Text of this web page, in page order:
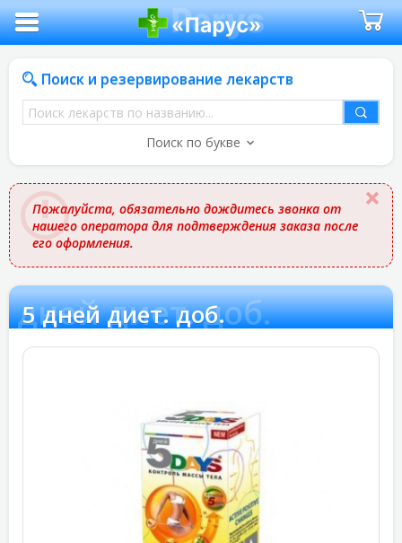
Поиск и резервирование лекарств
Поиск
лекарств
названию
Поиск по букве
Пожалуйста, обязательно дождитесь звонка от
нашего оператора для подтверждения заказа после
его оформления.
дней диет. доб.
5 дней диет. доб.